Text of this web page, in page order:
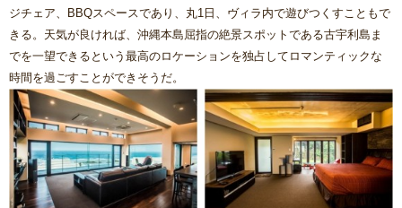
ジチェア、BBQスペースであり、丸1日、ヴィラ内で遊びつくすこともで
きる。天気が良ければ、沖縄本島屈指の絶景スポットである古宇利島ま
でを一望できるという最高のロケーションを独占してロマンティックな
時間を過ごすことができそうだ。